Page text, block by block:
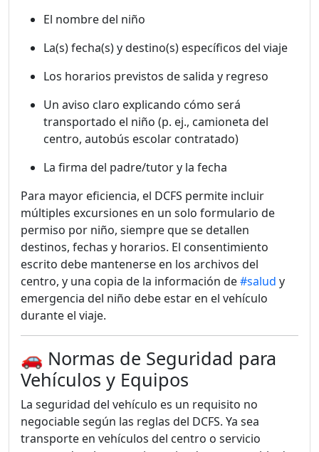
El nombre del niño
La(s) fecha(s) y destino(s) específicos del viaje
Los horarios previstos de salida y regreso
Un aviso claro explicando cómo será
transportado el niño (p. ej., camioneta del
centro, autobús escolar contratado)
La firma del padre/tutor y la fecha
Para mayor eficiencia, el DCFS permite incluir
múltiples excursiones en un solo formulario de
permiso por niño, siempre que se detallen
destinos, fechas y horarios. El consentimiento
escrito debe mantenerse en los archivos del
centro, y una copia de la información de#salud y
emergencia del niño debe estar en el vehículo
durante el viaje.
🚗 Normas de Seguridad para
Vehículos y Equipos
La seguridad del vehículo es un requisito no
negociable según las reglas del DCFS. Ya sea
transporte en vehículos del centro o servicio